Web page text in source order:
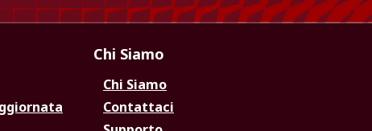
Chi Siamo
Chi Siamo
Contattaci